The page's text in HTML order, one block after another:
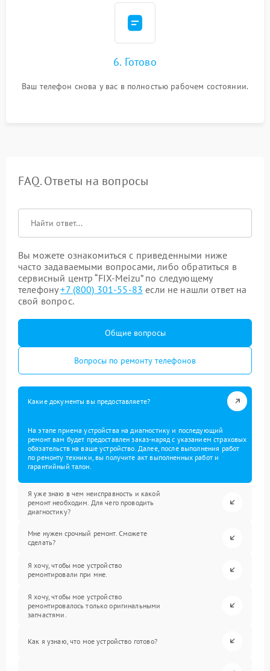
6. Готово
Ваш телефон снова у вас в полностью рабочем состоянии.
FAQ. Ответы на вопросы
Вы можете ознакомиться с приведенными ниже
часто задаваемыми вопросами, либо обратиться в
сервисный центр “FIX-Meizu” по следующему
телефону+7 (800) 301-55-83 если не нашли ответ на
свой вопрос.
Общие вопросы
Вопросы по ремонту телефонов
Какие документы вы предоставляете?
На этапе приема устройства на диагностику и последующий
ремонт вам будет предоставлен заказ-наряд с указанием страховых
обязательств на ваше устройство. Далее, после выполнения работ
по ремонту техники, вы получите акт выполненных работ и
гарантийный талон.
Я уже знаю в чем неисправность и какой
ремонт необходим. Для чего проводить
диагностику?
Мне нужен срочный ремонт. Сможете
сделать?
Я хочу, чтобы мое устройство
ремонтировали при мне.
Я хочу, чтобы мое устройство
ремонтировалось только оригинальными
запчастями.
Как я узнаю, что мое устройство готово?